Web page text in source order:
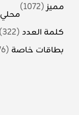
مميز(1072)
محلي
كلمة العدد (322)
بطاقات خاصة (176)